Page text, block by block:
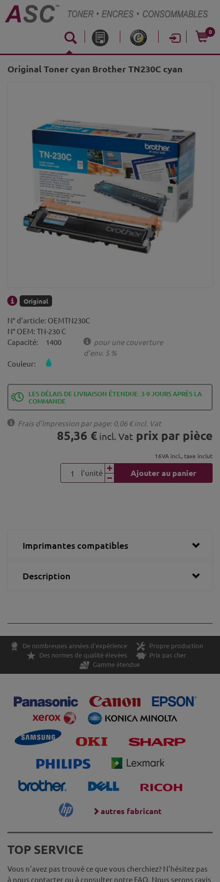
0
Original Toner cyan Brother TN230C cyan
Original
N° d'article: OEMTN230C
N° OEM: TN-230 C
Capacité:
1400
pour une couverture
d'env. 5 %
Couleur:
LES DÉLAIS DE LIVRAISON ÉTENDUE: 3-9 JOURS APRÈS LA
COMMANDE
Frais d'impression par page: 0,06 €incl. Vat
85,36 € incl. Vat prix par pièce
16VA incl., taxe inclut
l'unité Ajouter au panier
Imprimantes compatibles
Description
De nombreuses années d'expérience
Propre production
Des normes de qualité élevées
Prix pas cher
Gamme étendue
autres fabricant
TOP SERVICE
Vous n'avez pas trouvé ce que vous cherchiez? N'hésitez pas
à nous contacter ou à consulter notre FAQ. Nous serons ravis